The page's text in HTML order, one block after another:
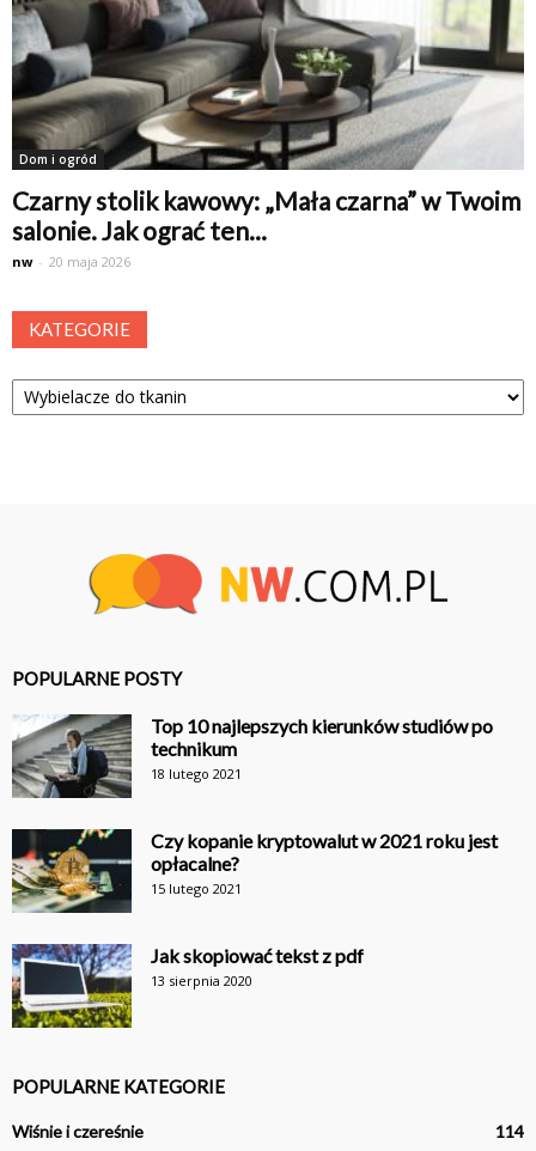
Dom i ogród
Czarny stolik kawowy: „Mała czarna” w Twoim
salonie. Jak ograć ten...
nw - 20 maja 2026
KATEGORIE
Kategorie
POPULARNE POSTY
Top 10 najlepszych kierunków studiów po
technikum
18 lutego 2021
Czy kopanie kryptowalut w 2021 roku jest
opłacalne?
15 lutego 2021
Jak skopiować tekst z pdf
13 sierpnia 2020
POPULARNE KATEGORIE
Wiśnie i czereśnie 114